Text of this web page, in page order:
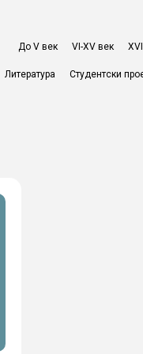
До V век VI-XV век
Литература Студентски